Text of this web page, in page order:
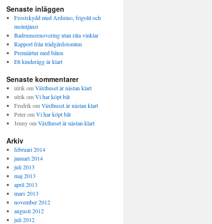
Senaste inläggen
Frostskydd med Arduino, frigolit och
molntjänst
Badrumsrenovering utan räta vinklar
Rapport från trädgårdstomten
Premiärtur med båten
Ett kinderägg är klart
Senaste kommentarer
ulrikomVäxthuset är nästan klart
ulrikomVi har köpt båt
FredrikomVäxthuset är nästan klart
PeteromVi har köpt båt
JennyomVäxthuset är nästan klart
Arkiv
februari 2014
januari 2014
juli 2013
maj 2013
april 2013
mars 2013
november 2012
augusti 2012
juli 2012